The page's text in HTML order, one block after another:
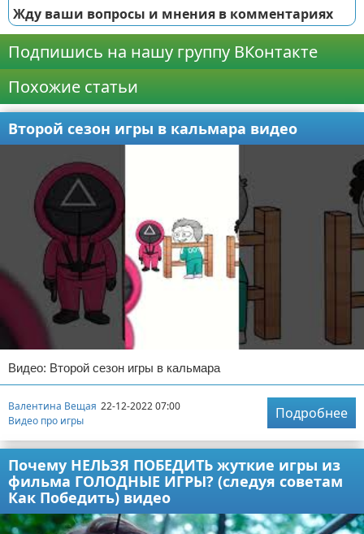
Жду ваши вопросы и мнения в комментариях
Подпишись на нашу группу ВКонтакте
Похожие статьи
Второй сезон игры в кальмара видео
Видео: Второй сезон игры в кальмара
Валентина Вещая 22-12-2022 07:00
Видео про игры
Подробнее
Почему НЕЛЬЗЯ ПОБЕДИТЬ жуткие игры из
фильма ГОЛОДНЫЕ ИГРЫ? (следуя советам
Как Победить) видео